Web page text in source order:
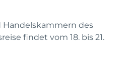
des
findet vom 18. bis 21.